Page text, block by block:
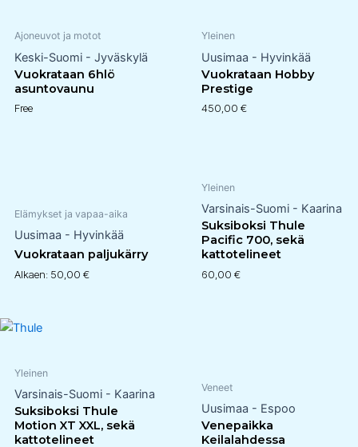
Ajoneuvot ja motot
Keski-Suomi - Jyväskylä
Vuokrataan 6hlö
asuntovaunu
Free
Yleinen
Uusimaa - Hyvinkää
Vuokrataan Hobby
Prestige
450,00 €
Elämykset ja vapaa-aika
Uusimaa - Hyvinkää
Vuokrataan paljukärry
Alkaen: 50,00 €
Yleinen
Varsinais-Suomi - Kaarina
Suksiboksi Thule
Pacific 700, sekä
kattotelineet
60,00 €
Yleinen
Varsinais-Suomi - Kaarina
Suksiboksi Thule
Motion XT XXL, sekä
kattotelineet
Veneet
Uusimaa - Espoo
Venepaikka
Keilalahdessa